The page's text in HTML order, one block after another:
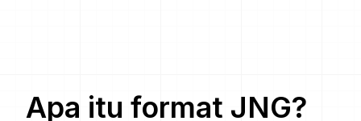
Apa itu format JNG?